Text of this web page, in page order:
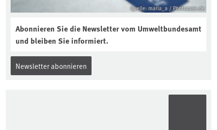
Quelle: maria_a / Photocase.de
Abonnieren Sie die Newsletter vom Umweltbundesamt
und bleiben Sie informiert.
Newsletter abonnieren